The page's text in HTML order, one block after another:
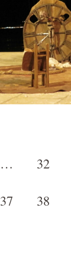
… 32
37 38